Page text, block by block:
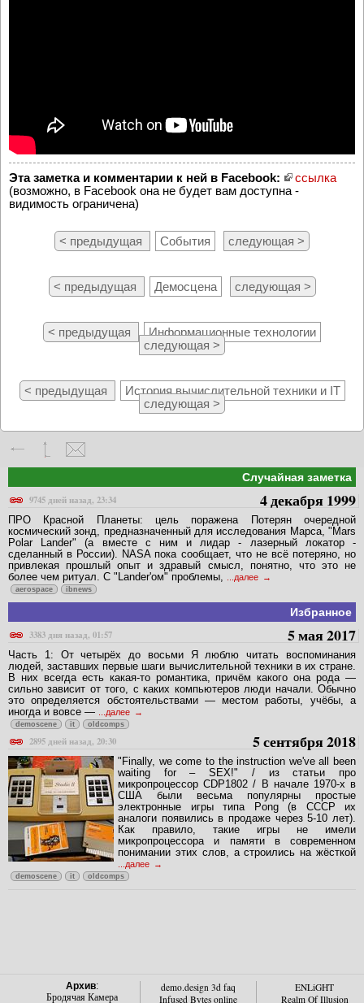
Эта заметка и комментарии к ней в Facebook:
ссылка
(возможно, в Facebook она не будет вам доступна -
видимость ограничена)
< предыдущая События следующая >
< предыдущая Демосцена следующая >
< предыдущая
Информационные технологии
следующая >
< предыдущая
История вычислительной техники и IT
следующая >
Случайная заметка
9745 дней назад, 23:34
4 декабря 1999
ПРО Красной Планеты: цель поражена Потерян очередной
космический зонд, предназначенный для исследования Марса, "Mars
Polar Lander" (а вместе с ним и лидар - лазерный локатор -
сделанный в России). NASA пока сообщает, что не всё потеряно, но
привлекая прошлый опыт и здравый смысл, понятно, что это не
более чем ритуал. С "Lander'ом" проблемы,
...далее
aerospace ibnews
Избранное
3383 дня назад, 01:57
5 мая 2017
Часть 1: От четырёх до восьми Я люблю читать воспоминания
людей, заставших первые шаги вычислительной техники в их стране.
В них всегда есть какая-то романтика, причём какого она рода —
сильно зависит от того, с каких компьютеров люди начали. Обычно
это определяется обстоятельствами — местом работы, учёбы, а
иногда и вовсе —
...далее
demoscene it oldcomps
2895 дней назад, 20:30 5 сентября 2018
"Finally, we come to the instruction we've all been
waiting for – SEX!" / из статьи про
микропроцессор CDP1802 / В начале 1970-х в
США были весьма популярны простые
электронные игры типа Pong (в СССР их
аналоги появились в продаже через 5-10 лет).
Как правило, такие игры не имели
микропроцессора и памяти в современном
понимании этих слов, а строились на жёсткой
...далее
demoscene it oldcomps
Архив:
Бродячая Камера
demo.design 3d faq
Infused Bytes online
ENLiGHT
Realm Of Illusion